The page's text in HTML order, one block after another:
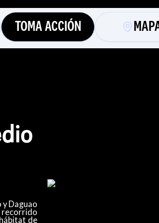
TOMA ACCIÓN
Daguao
de